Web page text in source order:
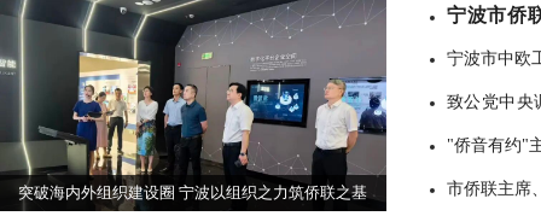
突破海内外组织建设圈 宁波以组织之力筑侨联之基
宁波市侨
对面交流活
宁波市中欧
致公党中央
建言献策
"侨音有约"
市侨联主席